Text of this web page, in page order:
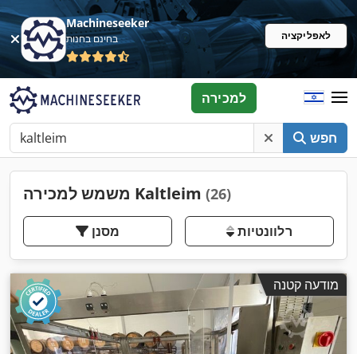
Machineseeker
בחינם בחנות לאפליקציה
חפש
למכירה
משמש למכירה Kaltleim (26)
מסנן רלוונטיות
מודעה קטנה